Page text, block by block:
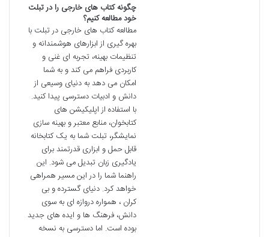
چگونه کتاب های خارجی را در تبلت
خود مطالعه کنیم؟
مطالعه کتاب های خارجی در تبلت با
بهره گیری از ابزارهای هوشمندانه و
تنظیمات بهینه، تجربه ای غنی و
کاربردی فراهم می کند و به شما
امکان می دهد به دنیای وسیعی از
دانش و ادبیات دسترسی پیدا کنید.
با استفاده از اپلیکیشن های
کتابخوان، منابع معتبر و بهینه سازی
نمایشگر، تبلت شما به یک کتابخانه
قابل حمل و ابزاری قدرتمند برای
یادگیری زبان تبدیل می شود. این
راهنما شما را در این مسیر همراهی
خواهد کرد. دنیای گسترده و بی
کران ، همواره دروازه ای به سوی
دانش، فرهنگ ها و ایده های جدید
بوده است. اما دسترسی به نسخه